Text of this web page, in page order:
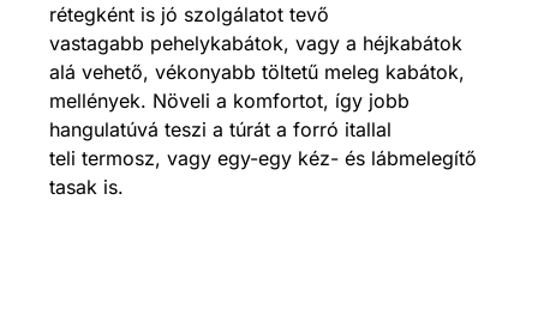
rétegként is jó szolgálatot tevő
vastagabb pehelykabátok, vagy a héjkabátok
alá vehető, vékonyabb töltetű meleg kabátok,
mellények. Növeli a komfortot, így jobb
hangulatúvá teszi a túrát a forró itallal
teli termosz, vagy egy-egy kéz- és lábmelegítő
tasak is.